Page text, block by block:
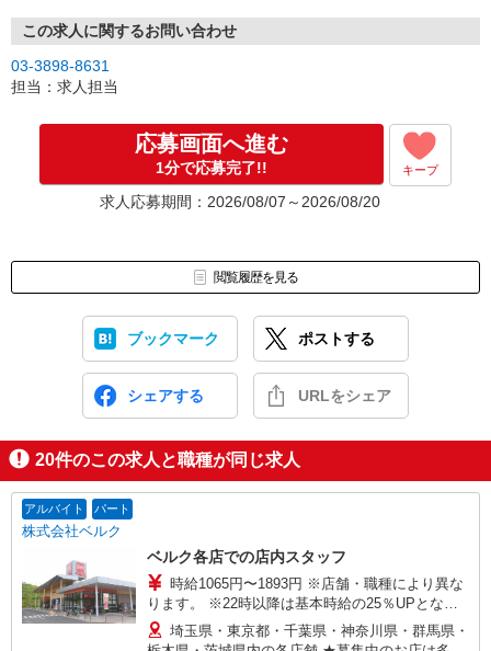
この求人に関するお問い合わせ
03-3898-8631
担当：求人担当
応募画面へ進む
1分で応募完了!! キープ
求人応募期間：2026/08/07～2026/08/20
閲覧履歴を見る
ブックマーク ポストする
シェアする URLをシェア
20件のこの求人と職種が同じ求人
アルバイト パート
株式会社ベルク
ベルク各店での店内スタッフ
時給1065円〜1893円 ※店舗・職種により異な
ります。 ※22時以降は基本時給の25％UPとなり
ます。 ＜パートのみ＞ ★朝9時までは基本時給＋
100円、17時以降は基本時給＋150円となります。
埼玉県・東京都・千葉県・神奈川県・群馬県・